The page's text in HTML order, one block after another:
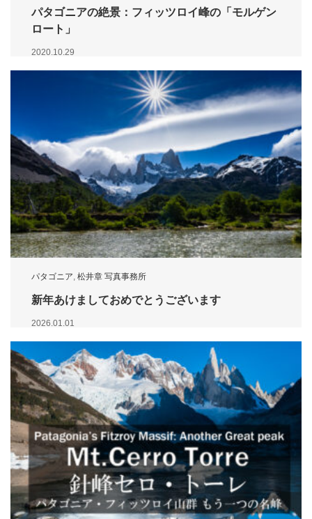
パタゴニアの絶景：フィッツロイ峰の「モルゲン
ロート」
2020.10.29
パタゴニア, 松井章 写真事務所
新年あけましておめでとうございます
2026.01.01